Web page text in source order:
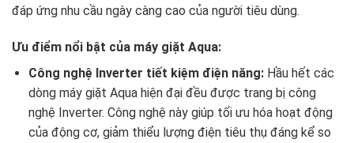
đáp ứng nhu cầu ngày càng cao của người tiêu dùng.
Ưu điểm nổi bật của máy giặt Aqua:
Công nghệ Inverter tiết kiệm điện năng:Hầu hết các
dòng máy giặt Aqua hiện đại đều được trang bị công
nghệ Inverter. Công nghệ này giúp tối ưu hóa hoạt động
của động cơ, giảm thiểu lượng điện tiêu thụ đáng kể so